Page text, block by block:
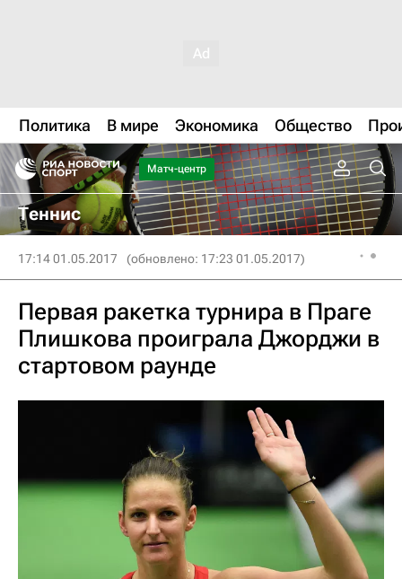
Политика В мире Экономика Общество
Матч-центр
Теннис
17:14 01.05.2017 (обновлено: 17:23 01.05.2017)
Первая ракетка турнира в Праге
Плишкова проиграла Джорджи в
стартовом раунде